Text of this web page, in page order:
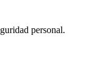
personal.